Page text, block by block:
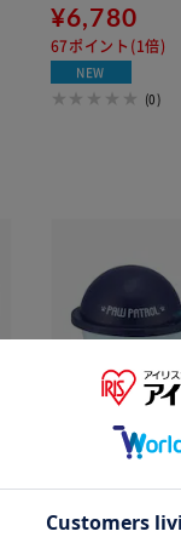
¥6,780
67ポイント(1倍)
NEW
(0)
スケーター ベビ
確認ください